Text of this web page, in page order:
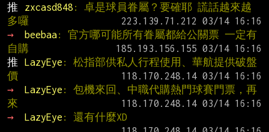
推
zxcasd848 : 卓是球員眷屬？要確耶 謊話越來越
多囉
→
beebaa: 官方哪可能所有眷屬都給公關票 一定有
自購
推
LazyEye : 松指部供私人行程使用、華航提供破盤
價
→
LazyEye : 包機來回、中職代購熱門球賽門票，再
來
→
LazyEye : 還有什麼XD